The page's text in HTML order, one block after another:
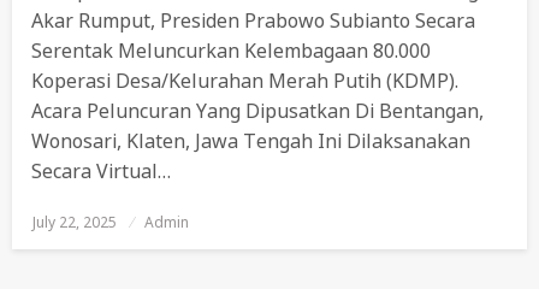
Akar Rumput, Presiden Prabowo Subianto Secara
Serentak Meluncurkan Kelembagaan 80.000
Koperasi Desa/Kelurahan Merah Putih (KDMP).
Acara Peluncuran Yang Dipusatkan Di Bentangan,
Wonosari, Klaten, Jawa Tengah Ini Dilaksanakan
Secara Virtual…
Posted
On
July 22, 2025 Admin